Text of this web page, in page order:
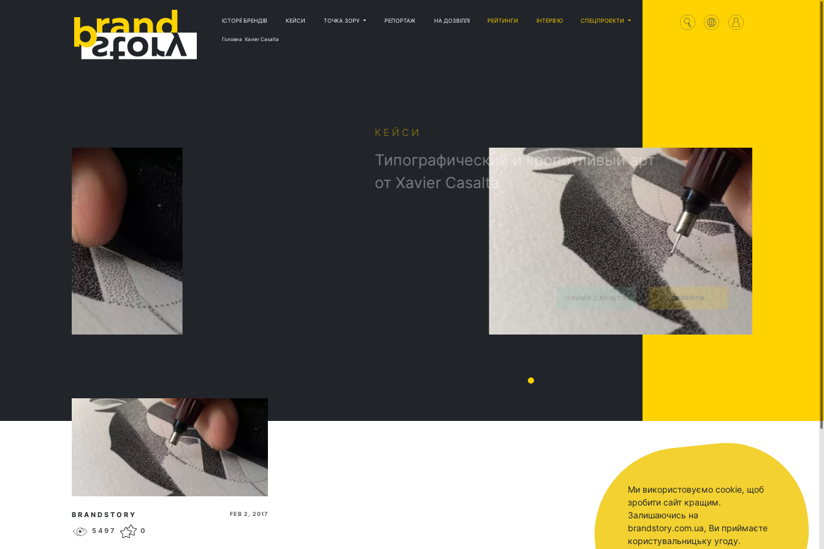
ІСТОРІЇ БРЕНДІВ КЕЙСИ ТОЧКА ЗОРУ РЕПОРТАЖ НА ДОЗВІЛЛІ РЕЙТИНГИ ІНТЕРВ'Ю СПЕЦПРОЄКТИ
Головна Xavier Casalta
Типографический и кропотливый арт
BRANDSTORY FEB 2, 2017
5497 0
Ми використовуємо cookie, щоб
зробити сайт кращим.
Залишаючись на
brandstory.com.ua, Ви приймаєте
користувальницьку угоду.